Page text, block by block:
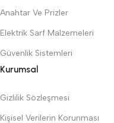
Anahtar Ve Prizler
Elektrik Sarf Malzemeleri
Güvenlik Sistemleri
Kurumsal
Gizlilik Sözleşmesi
Kişisel Verilerin Korunması